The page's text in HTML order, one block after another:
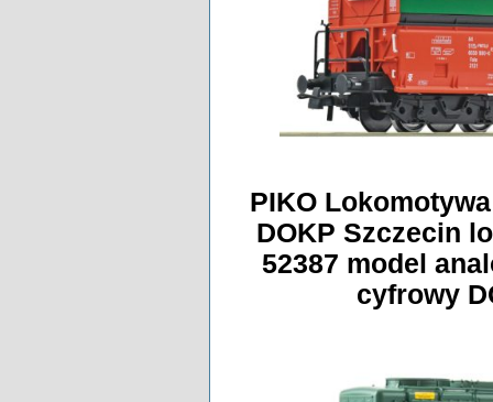
PIKO
DOKP Szczecin
52387 model
cyfrowy